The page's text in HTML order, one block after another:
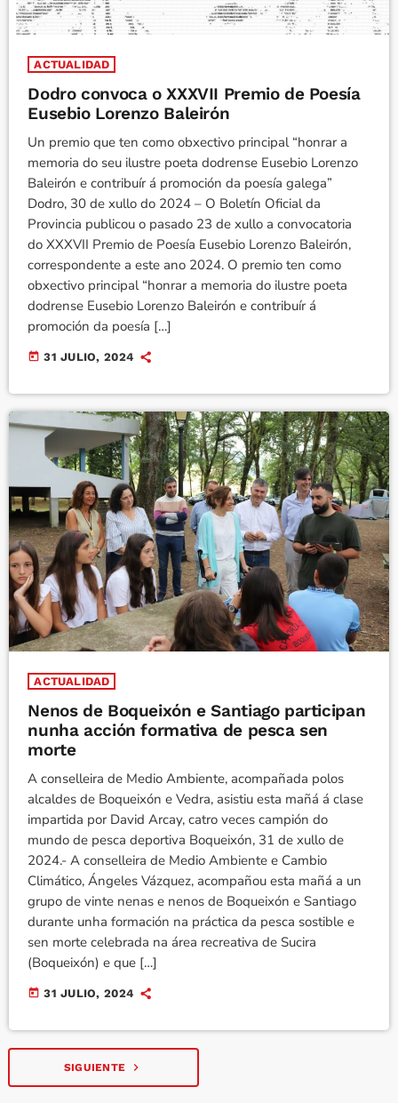
ACTUALIDAD
Dodro convoca o XXXVII Premio de Poesía
Eusebio Lorenzo Baleirón
Un premio que ten como obxectivo principal “honrar a
memoria do seu ilustre poeta dodrense Eusebio Lorenzo
Baleirón e contribuír á promoción da poesía galega”
Dodro, 30 de xullo do 2024 – O Boletín Oficial da
Provincia publicou o pasado 23 de xullo a convocatoria
do XXXVII Premio de Poesía Eusebio Lorenzo Baleirón,
correspondente a este ano 2024. O premio ten como
obxectivo principal “honrar a memoria do ilustre poeta
dodrense Eusebio Lorenzo Baleirón e contribuír á
promoción da poesía […]
today 31 JULIO, 2024
ACTUALIDAD
Nenos de Boqueixón e Santiago participan
nunha acción formativa de pesca sen
morte
A conselleira de Medio Ambiente, acompañada polos
alcaldes de Boqueixón e Vedra, asistiu esta mañá á clase
impartida por David Arcay, catro veces campión do
mundo de pesca deportiva Boqueixón, 31 de xullo de
2024.- A conselleira de Medio Ambiente e Cambio
Climático, Ángeles Vázquez, acompañou esta mañá a un
grupo de vinte nenas e nenos de Boqueixón e Santiago
durante unha formación na práctica da pesca sostible e
sen morte celebrada na área recreativa de Sucira
(Boqueixón) e que […]
today 31 JULIO, 2024
SIGUIENTE navigate_next